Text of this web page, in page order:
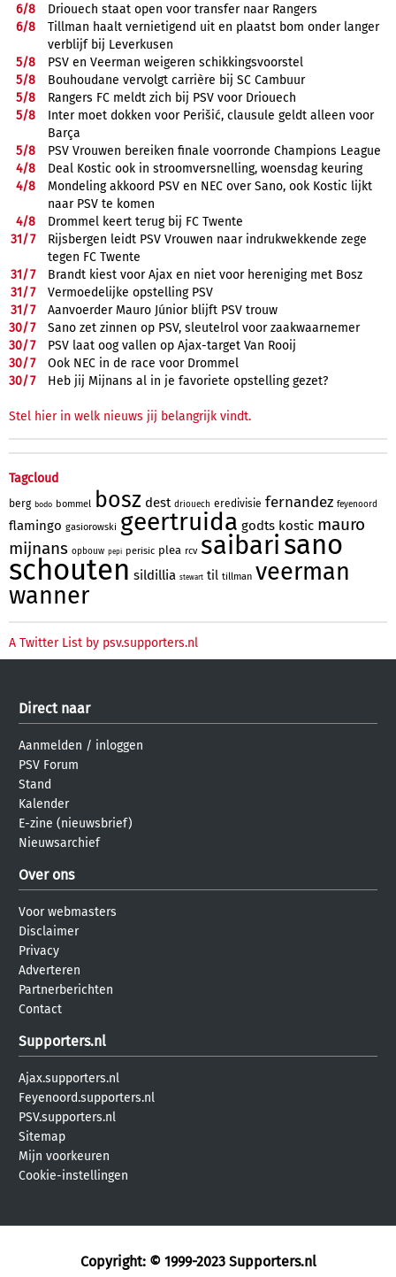
6/8
Driouech staat open voor transfer naar Rangers
6/8
Tillman haalt vernietigend uit en plaatst bom onder langer
verblijf bij Leverkusen
5/8
PSV en Veerman weigeren schikkingsvoorstel
5/8
Bouhoudane vervolgt carrière bij SC Cambuur
5/8
Rangers FC meldt zich bij PSV voor Driouech
5/8
Inter moet dokken voor Perišić, clausule geldt alleen voor
Barça
5/8
PSV Vrouwen bereiken finale voorronde Champions League
4/8
Deal Kostic ook in stroomversnelling, woensdag keuring
4/8
Mondeling akkoord PSV en NEC over Sano, ook Kostic lijkt
naar PSV te komen
4/8
Drommel keert terug bij FC Twente
31/7
Rijsbergen leidt PSV Vrouwen naar indrukwekkende zege
tegen FC Twente
31/7
Brandt kiest voor Ajax en niet voor hereniging met Bosz
31/7
Vermoedelijke opstelling PSV
31/7
Aanvoerder Mauro Júnior blijft PSV trouw
30/7
Sano zet zinnen op PSV, sleutelrol voor zaakwaarnemer
30/7
PSV laat oog vallen op Ajax-target Van Rooij
30/7
Ook NEC in de race voor Drommel
30/7 Heb jij Mijnans al in je favoriete opstelling gezet?
Stel hier in welk nieuws jij belangrijk vindt.
Tagcloud
berg bodo bommel bosz dest driouech eredivisie fernandez feyenoord
flamingo gasiorowski geertruida godts kostic mauro
mijnans opbouw pepi perisic plea rcv saibari sano
schouten sildillia stewart til tillman veerman
wanner
A Twitter List by psv.supporters.nl
Direct naar
Aanmelden / inloggen
PSV Forum
Stand
Kalender
E-zine (nieuwsbrief)
Nieuwsarchief
Over ons
Voor webmasters
Disclaimer
Privacy
Adverteren
Partnerberichten
Contact
Supporters.nl
Ajax.supporters.nl
Feyenoord.supporters.nl
PSV.supporters.nl
Sitemap
Mijn voorkeuren
Cookie-instellingen
Copyright: © 1999-2023 Supporters.nl